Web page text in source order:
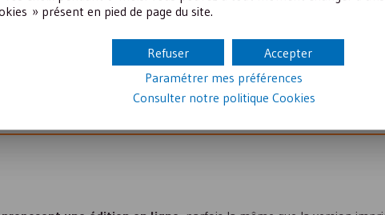
à des émissions (dans le cadre d’événements, par exemple).
difficile. Il faut leur réserver les informations importantes. Pour
d’autres associations pour monter des opérations communes.
» présent en pied de page du site.
Accepter
Refuser
Paramétrer mes préférences
Consulter notre politique Cookies